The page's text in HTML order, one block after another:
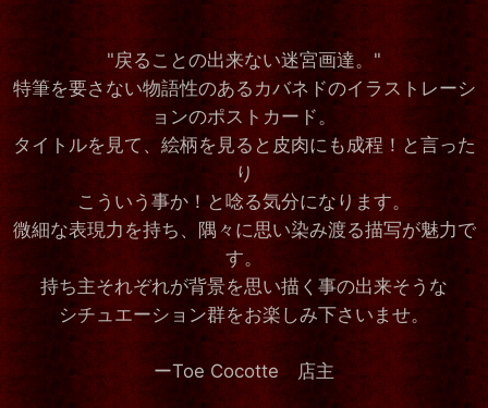
"戻ることの出来ない迷宮画達。"
特筆を要さない物語性のあるカバネドのイラストレーシ
ョンのポストカード。
タイトルを見て、絵柄を見ると皮肉にも成程！と言った
り
こういう事か！と唸る気分になります。
微細な表現力を持ち、隅々に思い染み渡る描写が魅力で
す。
持ち主それぞれが背景を思い描く事の出来そうな
シチュエーション群をお楽しみ下さいませ。
ーToe Cocotte 店主